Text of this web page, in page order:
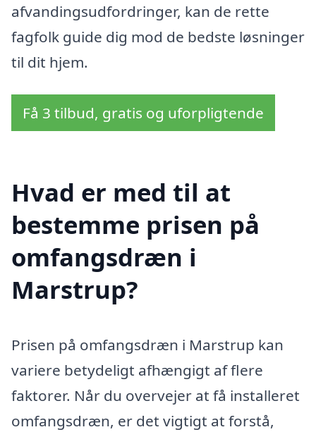
afvandingsudfordringer, kan de rette
fagfolk guide dig mod de bedste løsninger
til dit hjem.
Få 3 tilbud, gratis og uforpligtende
Hvad er med til at
bestemme prisen på
omfangsdræn i
Marstrup?
Prisen på omfangsdræn i Marstrup kan
variere betydeligt afhængigt af flere
faktorer. Når du overvejer at få installeret
omfangsdræn, er det vigtigt at forstå,